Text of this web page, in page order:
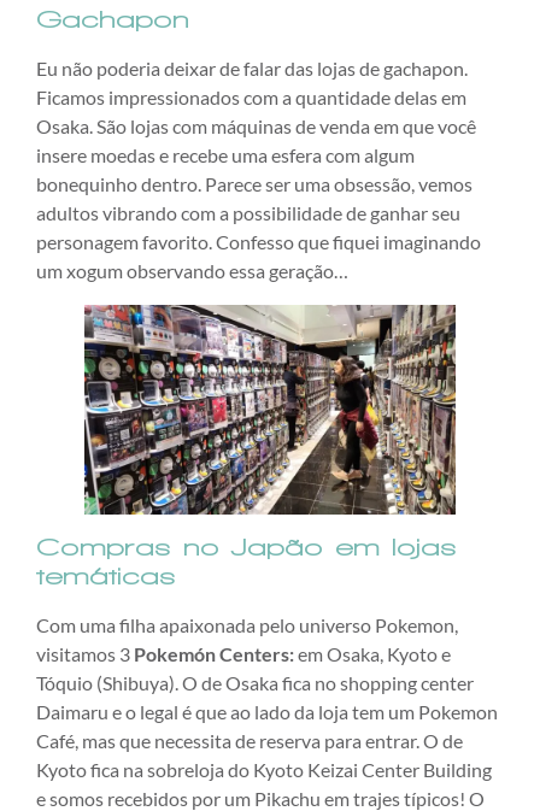
Gachapon
Eu não poderia deixar de falar das lojas de gachapon.
Ficamos impressionados com a quantidade delas em
Osaka. São lojas com máquinas de venda em que você
insere moedas e recebe uma esfera com algum
bonequinho dentro. Parece ser uma obsessão, vemos
adultos vibrando com a possibilidade de ganhar seu
personagem favorito. Confesso que fiquei imaginando
um xogum observando essa geração…
Compras no Japão em lojas
temáticas
Com uma filha apaixonada pelo universo Pokemon,
visitamos 3 Pokemón Centers:em Osaka, Kyoto e
Tóquio (Shibuya). O de Osaka fica no shopping center
Daimaru e o legal é que ao lado da loja tem um Pokemon
Café, mas que necessita de reserva para entrar. O de
Kyoto fica na sobreloja do Kyoto Keizai Center Building
e somos recebidos por um Pikachu em trajes típicos! O